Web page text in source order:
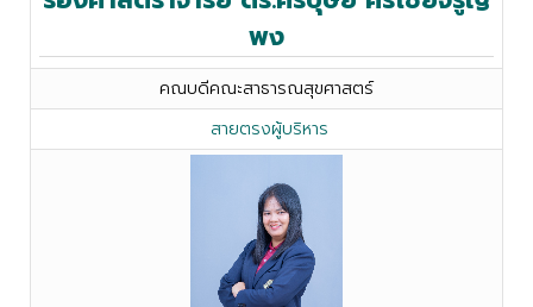
พง
คณบดีคณะสาธารณสุขศาสตร์
สายตรงผู้บริหาร